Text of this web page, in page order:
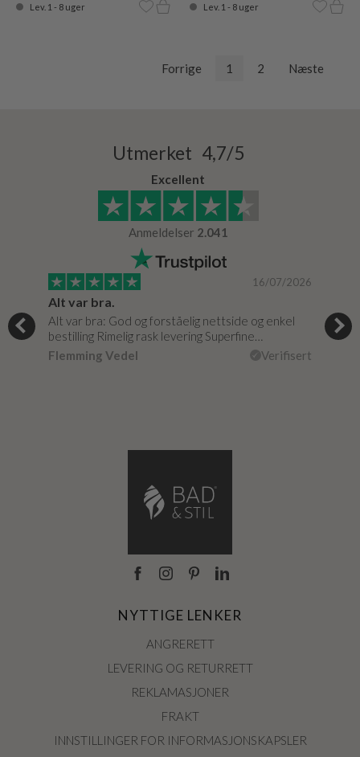
Lev. 1 - 8 uger Lev. 1 - 8 uger
Forrige 1 2 Næste
Utmerket 4,7/5
Excellent
Anmeldelser 2.041
16/07/2026
Alt var bra.
Alt var bra: God og forståelig nettside og enkel
bestilling Rimelig rask levering Superfine…
Flemming Vedel
Verifisert
Jeg
fikk
NYTTIGE LENKER
ANGRERETT
LEVERING OG RETURRETT
REKLAMASJONER
FRAKT
INNSTILLINGER FOR INFORMASJONSKAPSLER